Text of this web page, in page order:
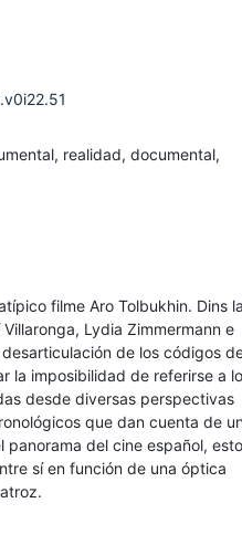
realidad, documental,
filme Aro Tolbukhin. Dins
Lydia Zimmermann e
de los códigos
la imposibilidad de referirse a lo
desde diversas perspectivas
que dan cuenta de
del cine español,
sí en función de una óptica